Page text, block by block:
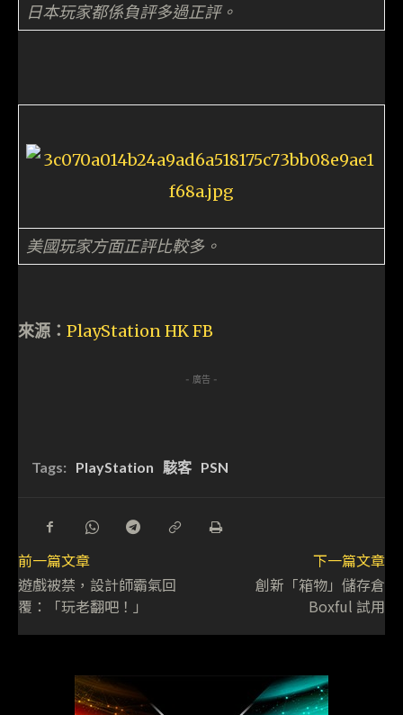
日本玩家都係負評多過正評。
美國玩家方面正評比較多。
來源： PlayStation HK FB
- 廣告 -
Tags: PlayStation 駭客 PSN
前一篇文章
遊戲被禁，設計師霸氣回
覆：「玩老翻吧！」
下一篇文章
創新「箱物」儲存倉
Boxful 試用